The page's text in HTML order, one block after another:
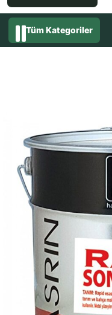
Tüm Kategoriler